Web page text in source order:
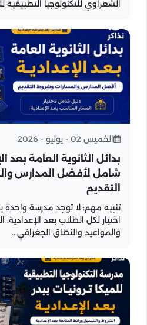
الشعراوي للتكنولوجيا التطبيقية
الخميس 02 - يوليو - 2026
شامل لأفضل المدارس
التقديم
تنبيه مهم: لا توجد مدرسة
اختيار لكل الطلاب بعد
والمواعيد والنطاق الجغرافي...